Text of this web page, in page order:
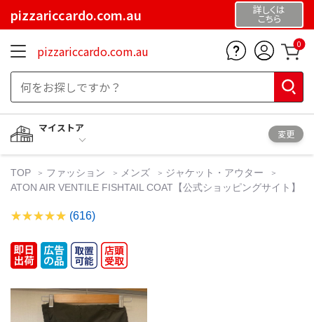
pizzariccardo.com.au 詳しくは
こちら
pizzariccardo.com.au 0
マイストア
変更
TOP ファッション メンズ
ジャケット・アウター
ATON AIR VENTILE FISHTAIL COAT【公式ショッピングサイト】
(616)